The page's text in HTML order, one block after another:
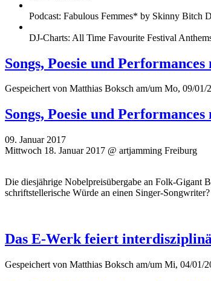
Podcast: Fabulous Femmes* by Skinny Bitch
DJ-Charts: All Time Favourite Festival
Songs, Poesie und
Gespeichert von Matthias Boksch am/um Mo, 09/01/
Songs, Poesie und
09. Januar 2017
Mittwoch 18. Januar 2017 @ artjamming Freiburg
Die diesjährige Nobelpreisübergabe an Folk-Gigant
schriftstellerische Würde an einen Singer-Songwriter?
Das E-Werk feiert
Gespeichert von Matthias Boksch am/um Mi, 04/01/